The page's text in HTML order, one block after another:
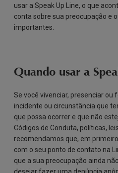
usar a Speak Up Line, o que
conta sobre sua preocupação e
importantes.
Quando usar a
Se você vivenciar, presenciar
incidente ou circunstância que
que possa ocorrer e que não
Códigos de Conduta, políticas,
recomendamos que, em
com o seu ponto de contato na
que a sua preocupação ainda